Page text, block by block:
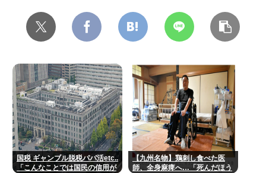
国税 ギャンブル脱税パパ活etc..
「こんなことでは国民の信用が
【九州名物】鶏刺し食べた医
師、全身麻痺へ…「死んだほう